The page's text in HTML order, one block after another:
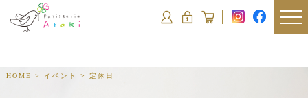
HOME > イベント > 定休日